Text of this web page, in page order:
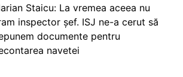
Staicu: La vremea aceea nu
inspector șef. ISJ ne-a cerut să
documente pentru
navetei